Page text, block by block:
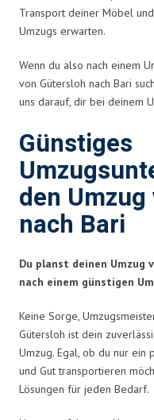
Transport deiner Möbel
Umzugs erwarten.
Wenn du also nach einem
von Gütersloh nach Bari
uns darauf, dir bei deinem
Günstiges
den
nach Bari
Du planst deinen Umzug
nach einem günstigen
Keine Sorge,
Gütersloh ist dein
Umzug. Egal, ob du nur ein
und Gut transportieren
Lösungen für jeden Bedarf.